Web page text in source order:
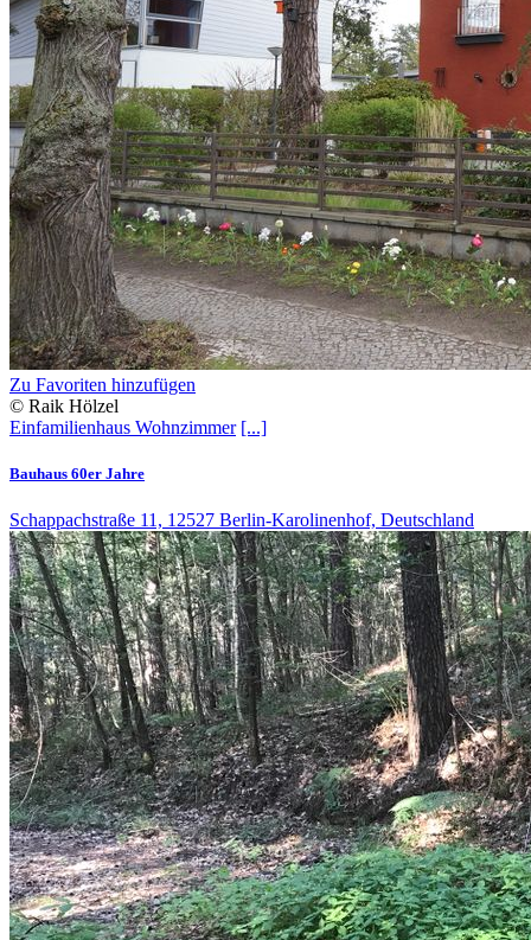
Zu Favoriten hinzufügen
© Raik Hölzel
Einfamilienhaus Wohnzimmer [...]
Bauhaus 60er Jahre
Schappachstraße 11, 12527 Berlin-Karolinenhof, Deutschland